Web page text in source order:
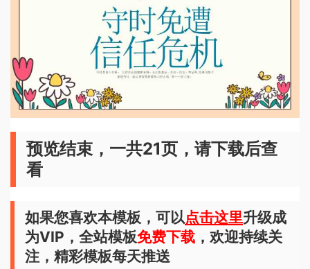
预览结束，一共21页，请下载后查
看
如果您喜欢本模板，可以点击这里升级成
为VIP，全站模板免费下载 ，欢迎持续关
注，精彩模板每天推送